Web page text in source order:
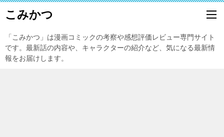
こみかつ
「こみかつ」は漫画コミックの考察や感想評価レビュー専門サイト
です。最新話の内容や、キャラクターの紹介など、気になる最新情
報をお届けします。